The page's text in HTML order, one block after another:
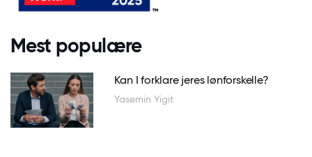
Mest populære
Kan I forklare jeres lønforskelle?
Yasemin Yigit